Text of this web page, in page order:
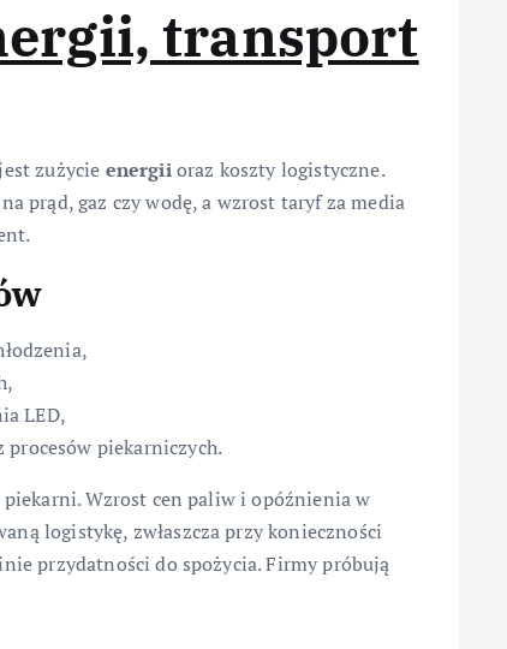
transport
zużycie energiioraz koszty logistyczne.
prąd, gaz czy wodę, a wzrost taryf za media
LED,
procesów piekarniczych.
Wzrost cen paliw i opóźnienia w
logistykę, zwłaszcza przy konieczności
przydatności do spożycia. Firmy próbują